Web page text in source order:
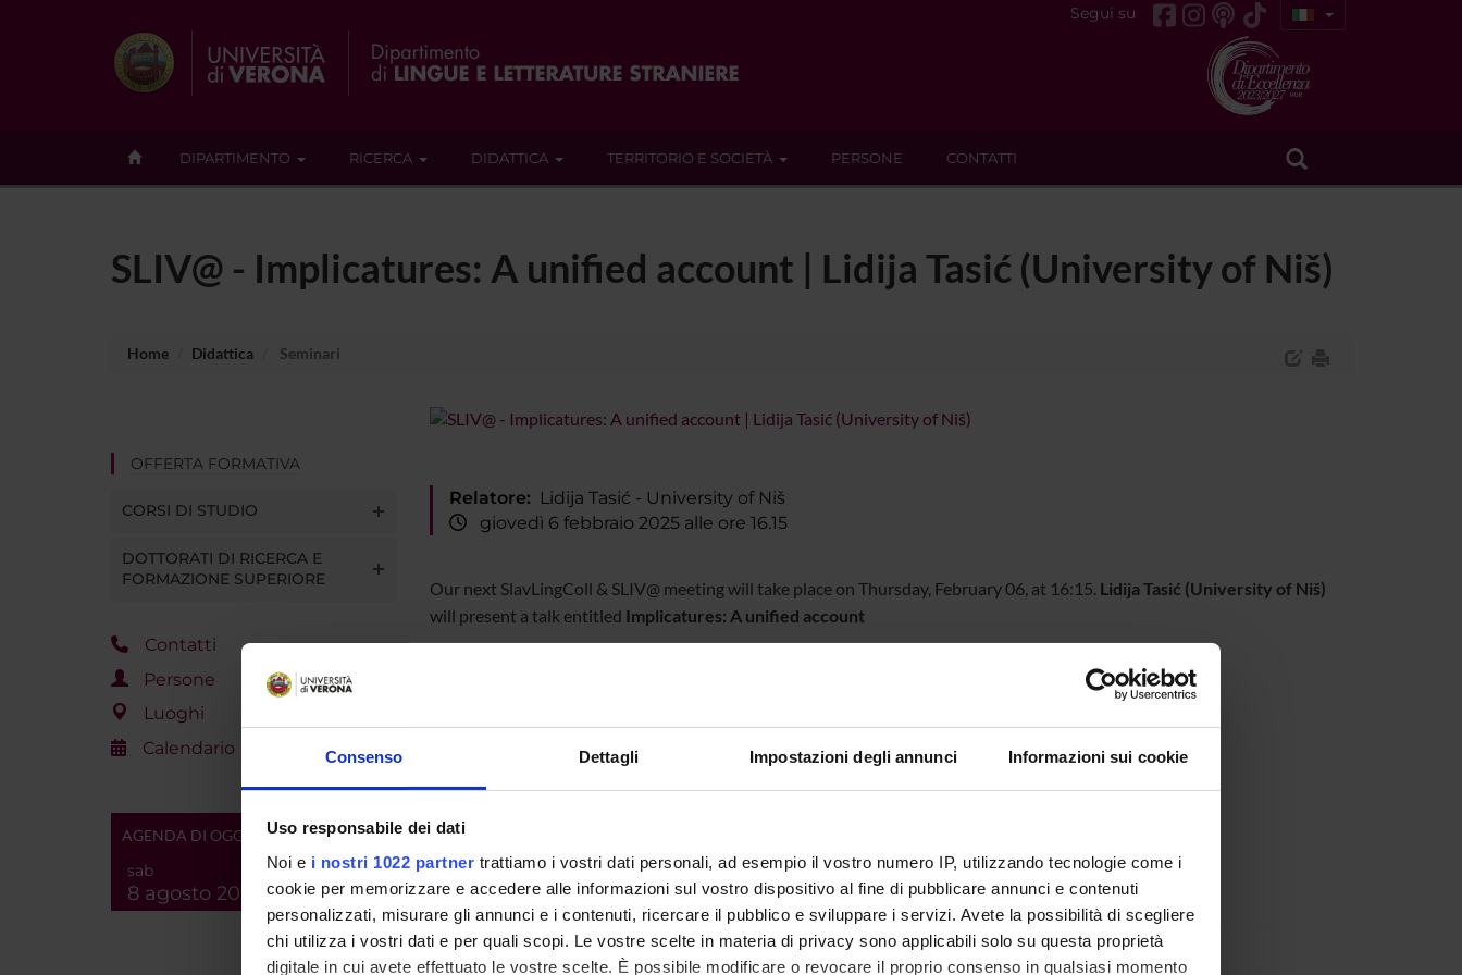
Consenso Dettagli Impostazioni degli annunci Informazioni sui cookie
Uso responsabile dei dati
Noi e i nostri 1022 partner trattiamo i vostri dati personali, ad esempio il vostro numero IP, utilizzando tecnologie come i
cookie per memorizzare e accedere alle informazioni sul vostro dispositivo al fine di pubblicare annunci e contenuti
personalizzati, misurare gli annunci e i contenuti, ricercare il pubblico e sviluppare i servizi. Avete la possibilità di scegliere
chi utilizza i vostri dati e per quali scopi. Le vostre scelte in materia di privacy sono applicabili solo su questa proprietà
digitale in cui avete effettuato le vostre scelte. È possibile modificare o revocare il proprio consenso in qualsiasi momento
Segui su
DIPARTIMENTO RICERCA DIDATTICA TERRITORIO E SOCIETÀ PERSONE CONTATTI
SLIV@ - Implicatures: A unified account | Lidija Tasić (University of Niš)
Home Didattica Seminari
OFFERTA FORMATIVA
CORSI DI STUDIO
DOTTORATI DI RICERCA E
FORMAZIONE SUPERIORE
Contatti
Persone
Luoghi
Calendario
AGENDA DI OGGI
sab
8 agosto 2026
Relatore: Lidija Tasić - University of Niš
giovedì 6 febbraio 2025 alle ore 16.15
Our next SlavLingColl & SLIV@ meeting will take place on Thursday, February 06, at 16:15. Lidija Tasić (University of Niš)
will present a talk entitled Implicatures: A unified account
.
https://hu-berlin.zoom.us/j/64846185582?pwd=K1kyMGI5WVhjd1ZXNWFJbWc4T0U2Zz09
Referente esterno